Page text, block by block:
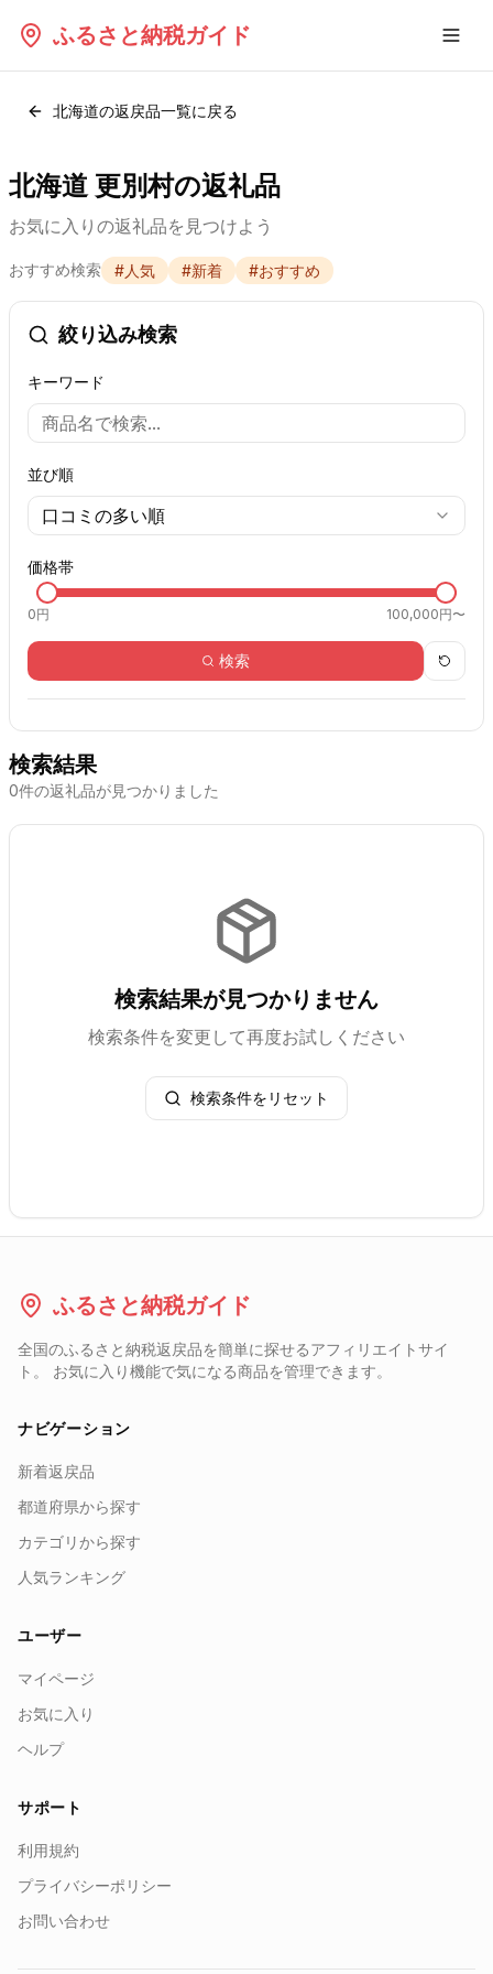
ふるさと納税ガイド
北海道の返戻品一覧に戻る
北海道 更別村の返礼品
お気に入りの返礼品を見つけよう
おすすめ検索 #人気 #新着 #おすすめ
絞り込み検索
キーワード
並び順
口コミの多い順
価格帯
0円 100,000円〜
検索
検索結果
0件の返礼品が見つかりました
検索結果が見つかりません
検索条件を変更して再度お試しください
検索条件をリセット
ふるさと納税ガイド
全国のふるさと納税返戻品を簡単に探せるアフィリエイトサイ
ト。 お気に入り機能で気になる商品を管理できます。
ナビゲーション
新着返戻品
都道府県から探す
カテゴリから探す
人気ランキング
ユーザー
マイページ
お気に入り
ヘルプ
サポート
利用規約
プライバシーポリシー
お問い合わせ